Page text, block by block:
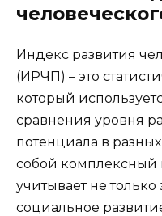
Индекс развития
(ИРЧП) – это
который
сравнения уровня
потенциала в
собой комплексный
учитывает не
социальное